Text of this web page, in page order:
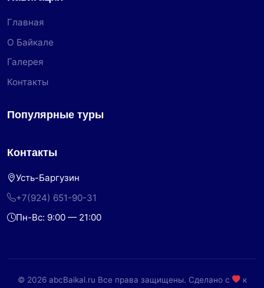
Главная
О Байкале
Галерея
Контакты
Популярные туры
Контакты
Усть-Баргузин
+7(924) 651-90-31
Пн-Вс: 9:00 — 21:00
© 2026 abcBaikal.ru Все права защищены. Сделано с к